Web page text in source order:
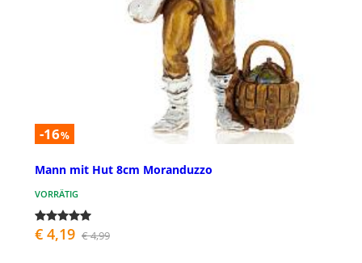
-16%
Mann mit Hut 8cm Moranduzzo
VORRÄTIG
€ 4,19 € 4,99